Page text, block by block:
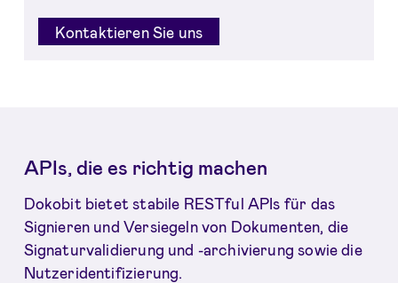
Kontaktieren Sie uns
APIs, die es richtig machen
Dokobit bietet stabile RESTful APIs für das
Signieren und Versiegeln von Dokumenten, die
Signaturvalidierung und -archivierung sowie die
Nutzeridentifizierung.